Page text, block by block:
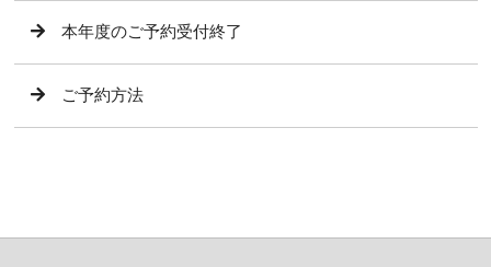
本年度のご予約受付終了
ご予約方法